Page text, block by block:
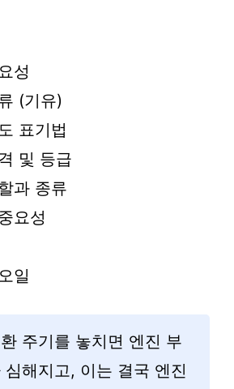
성
(기유)
표기법
및 등급
과 종류
요성
일
주기를 놓치면 엔진 부
심해지고, 이는 결국 엔진